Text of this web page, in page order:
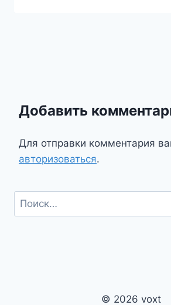
Добавить
Для отправки комментария
авторизоваться.
Найти:
© 2026 voxt